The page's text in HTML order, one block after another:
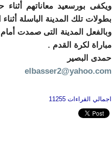
ويكفى بور سعيد
بطولات تلك المدينة الباسلة أثناء
وبالفعل المدينة التى صمدت
مباراة لكرة القدم .
حمدى البصير
elbasser2@yahoo.com
اجمالي القراءات 11255